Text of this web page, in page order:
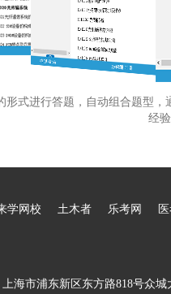
形式进行答题，自动组合题型
经
学网校 土木者 乐考网
海市浦东新区东方路818号众城